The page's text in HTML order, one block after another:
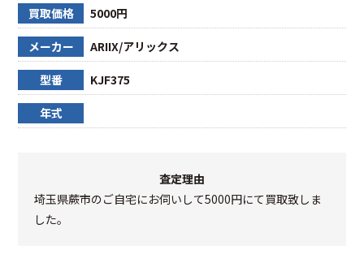
買取価格 5000円
メーカー ARIIX/アリックス
型番 KJF375
年式
査定理由
埼玉県蕨市のご自宅にお伺いして5000円にて買取致しま
した。